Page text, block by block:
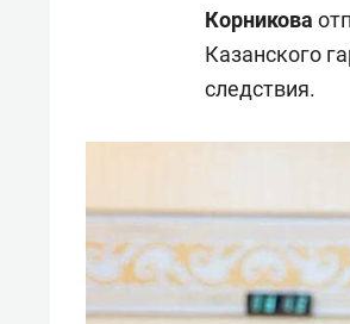
Корникова
Казанского
следствия.
Рекомендуем
создают оазис жилого
комфорта под Казанью